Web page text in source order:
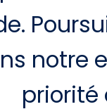
notre
priorité